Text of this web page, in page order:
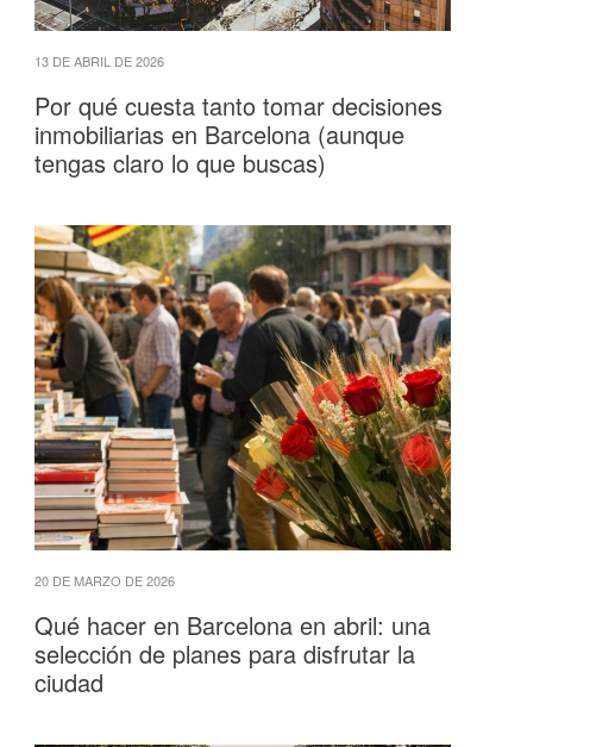
13 DE ABRIL DE 2026
Por qué cuesta tanto tomar decisiones
inmobiliarias en Barcelona (aunque
tengas claro lo que buscas)
20 DE MARZO DE 2026
Qué hacer en Barcelona en abril: una
selección de planes para disfrutar la
ciudad